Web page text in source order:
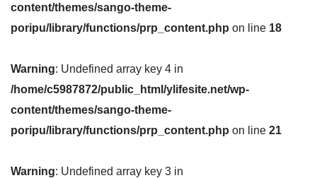
content/themes/sango-theme-
poripu/library/functions/prp_content.php on line 18
Warning: Undefined array key 4 in
/home/c5987872/public_html/ylifesite.net/wp-
content/themes/sango-theme-
poripu/library/functions/prp_content.php on line 21
Warning: Undefined array key 3 in